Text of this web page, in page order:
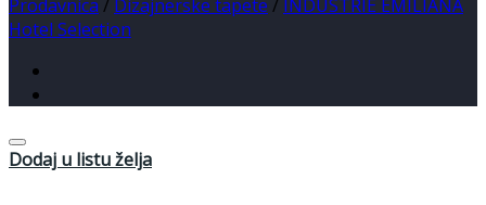
Prodavnica / Dizajnerske tapete / INDUSTRIE EMILIANA
Hotel Selection
Dodaj u listu želja